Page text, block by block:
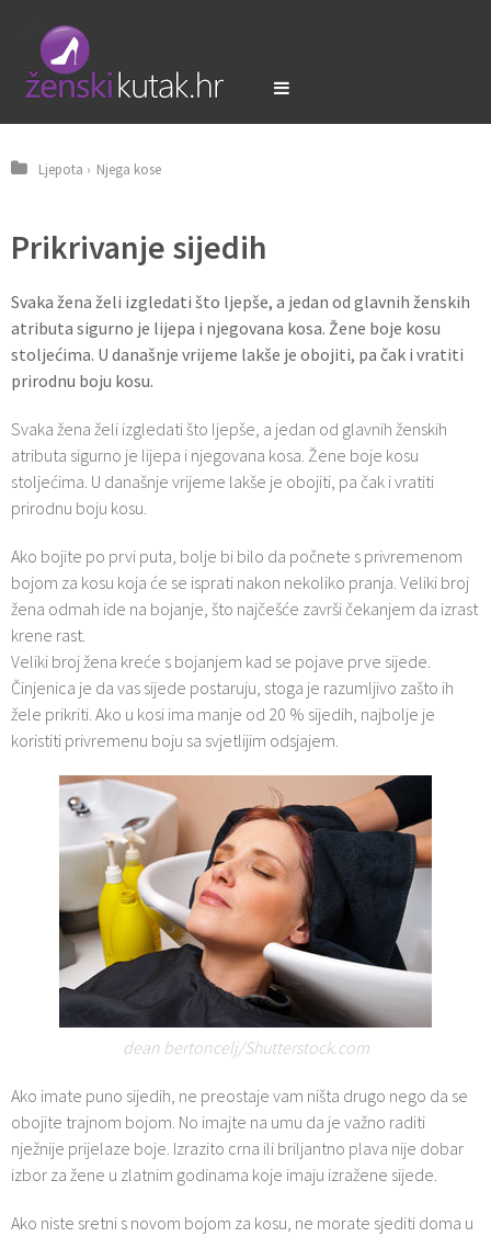
Ljepota › Njega kose
Prikrivanje sijedih
Svaka žena želi izgledati što ljepše, a jedan od glavnih ženskih
atributa sigurno je lijepa i njegovana kosa. Žene boje kosu
stoljećima. U današnje vrijeme lakše je obojiti, pa čak i vratiti
prirodnu boju kosu.
Svaka žena želi izgledati što ljepše, a jedan od glavnih ženskih
atributa sigurno je lijepa i njegovana kosa. Žene boje kosu
stoljećima. U današnje vrijeme lakše je obojiti, pa čak i vratiti
prirodnu boju kosu.
Ako bojite po prvi puta, bolje bi bilo da počnete s privremenom
bojom za kosu koja će se isprati nakon nekoliko pranja. Veliki broj
žena odmah ide na bojanje, što najčešće završi čekanjem da izrast
krene rast.
Veliki broj žena kreće s bojanjem kad se pojave prve sijede.
Činjenica je da vas sijede postaruju, stoga je razumljivo zašto ih
žele prikriti. Ako u kosi ima manje od 20 % sijedih, najbolje je
koristiti privremenu boju sa svjetlijim odsjajem.
dean bertoncelj/Shutterstock.com
Ako imate puno sijedih, ne preostaje vam ništa drugo nego da se
obojite trajnom bojom. No imajte na umu da je važno raditi
nježnije prijelaze boje. Izrazito crna ili briljantno plava nije dobar
izbor za žene u zlatnim godinama koje imaju izražene sijede.
Ako niste sretni s novom bojom za kosu, ne morate sjediti doma u